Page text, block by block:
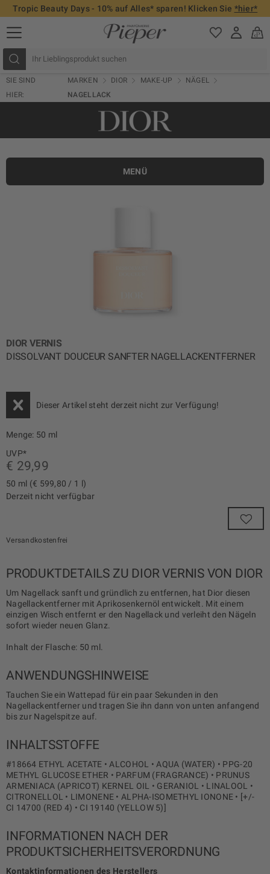
Tropic Beauty Days - 10% auf Alles* sparen! Klicken Sie *hier*
SIE SIND
HIER:
MARKEN DIOR MAKE-UP
NÄGEL
NAGELLACK
MENÜ
DIOR VERNIS
DISSOLVANT DOUCEUR SANFTER NAGELLACKENTFERNER
Dieser Artikel steht derzeit nicht zur Verfügung!
Menge: 50 ml
UVP*
€ 29,99
Derzeit nicht verfügbar
50 ml (€ 599,80 / 1 l)
Versandkostenfrei
PRODUKTDETAILS ZU DIOR VERNIS VON DIOR
Um Nagellack sanft und gründlich zu entfernen, hat Dior diesen
Nagellackentferner mit Aprikosenkernöl entwickelt. Mit einem
einzigen Wisch entfernt er den Nagellack und verleiht den Nägeln
sofort wieder neuen Glanz.
Inhalt der Flasche: 50 ml.
ANWENDUNGSHINWEISE
Tauchen Sie ein Wattepad für ein paar Sekunden in den
Nagellackentferner und tragen Sie ihn dann von unten anfangend
bis zur Nagelspitze auf.
INHALTSSTOFFE
#18664 ETHYL ACETATE • ALCOHOL • AQUA (WATER) • PPG-20
METHYL GLUCOSE ETHER • PARFUM (FRAGRANCE) • PRUNUS
ARMENIACA (APRICOT) KERNEL OIL • GERANIOL • LINALOOL •
CITRONELLOL • LIMONENE • ALPHA-ISOMETHYL IONONE • [+/-
CI 14700 (RED 4) • CI 19140 (YELLOW 5)]
INFORMATIONEN NACH DER
PRODUKTSICHERHEITSVERORDNUNG
Kontaktinformationen des Herstellers